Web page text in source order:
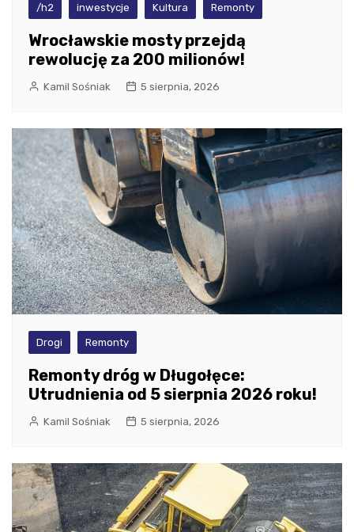
/h2 inwestycje Kultura Remonty
Wrocławskie mosty przejdą
rewolucję za 200 milionów!
Kamil Sośniak 5 sierpnia, 2026
Drogi Remonty
Remonty dróg w Długołęce:
Utrudnienia od 5 sierpnia 2026 roku!
Kamil Sośniak 5 sierpnia, 2026